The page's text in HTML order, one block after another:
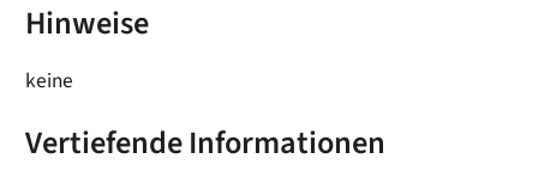
Hinweise
keine
Vertiefende Informationen